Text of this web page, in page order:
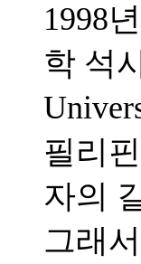
1998
학 석
필리
자의
그래